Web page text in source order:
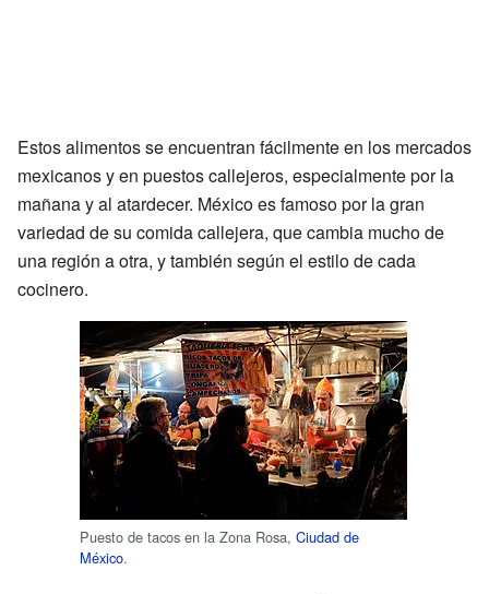
Estos alimentos se encuentran fácilmente en los mercados
mexicanos y en puestos callejeros, especialmente por la
mañana y al atardecer. México es famoso por la gran
variedad de su comida callejera, que cambia mucho de
una región a otra, y también según el estilo de cada
cocinero.
Puesto de tacos en la Zona Rosa, Ciudad de
México.